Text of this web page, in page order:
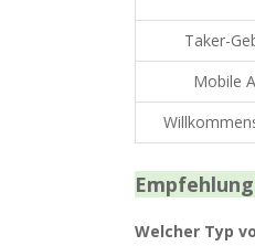
Taker-
Mobile
Welcher Typ